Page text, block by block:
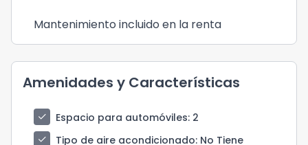
Mantenimiento incluido en la renta
Amenidades y Características
check Espacio para automóviles: 2
check
Tipo de aire acondicionado: No Tiene